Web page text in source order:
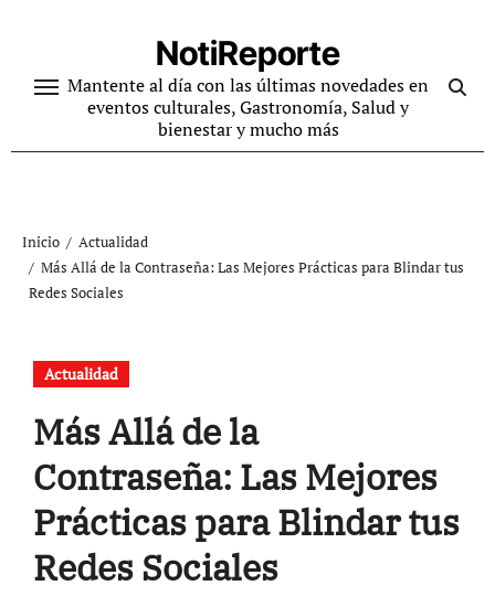
contenido
NotiReporte
Mantente al día con las últimas novedades en
eventos culturales, Gastronomía, Salud y
bienestar y mucho más
Inicio
Actualidad
Más Allá de la Contraseña: Las Mejores Prácticas para Blindar tus
Redes Sociales
Actualidad
Más Allá de la
Contraseña: Las Mejores
Prácticas para Blindar tus
Redes Sociales